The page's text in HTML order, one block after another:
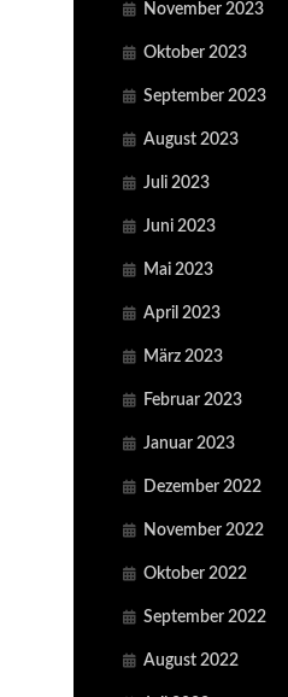
November 2023
Oktober 2023
September 2023
August 2023
Juli 2023
Juni 2023
Mai 2023
April 2023
März 2023
Februar 2023
Januar 2023
Dezember 2022
November 2022
Oktober 2022
September 2022
August 2022